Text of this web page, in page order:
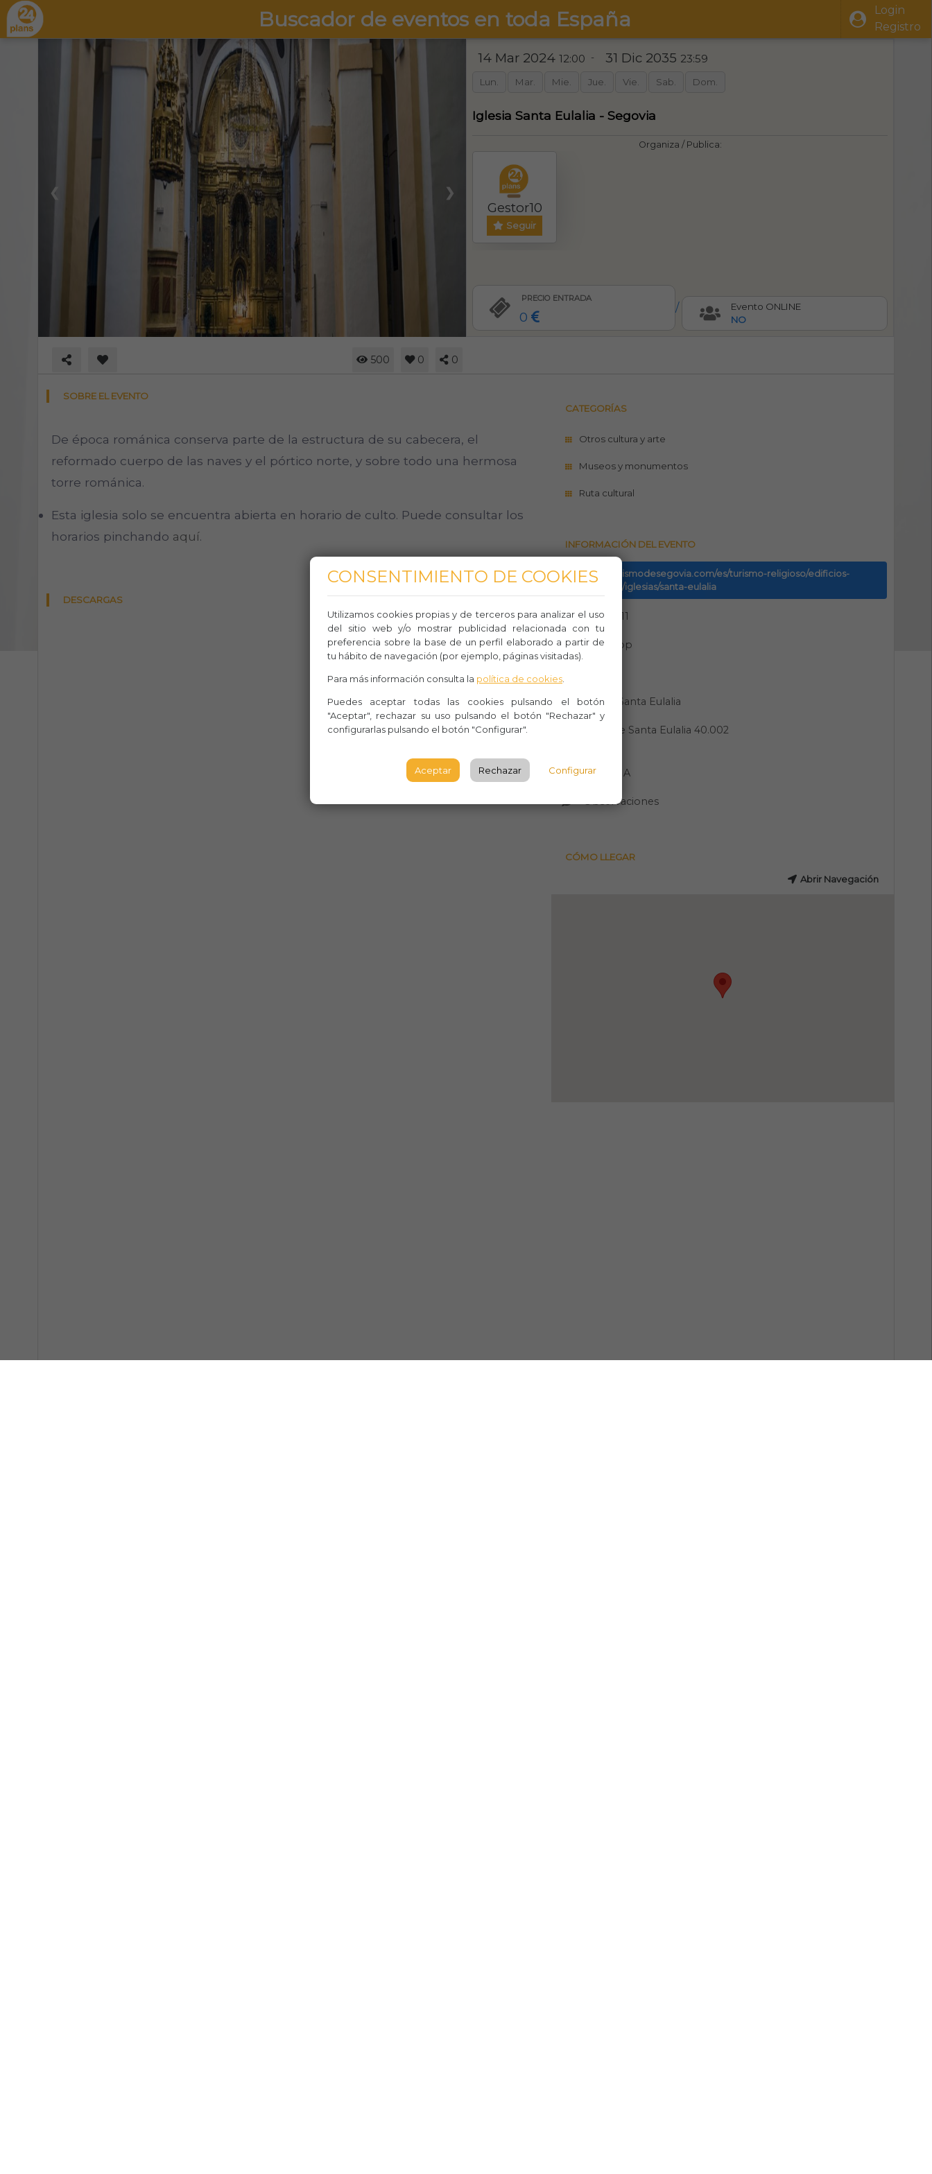
Buscador de eventos en toda España
Login
Registro
❮ ❯
14 Mar 2024 12:00 - 31 Dic 2035 23:59
Lun. Mar. Mie. Jue. Vie. Sab. Dom.
Iglesia Santa Eulalia - Segovia
Organiza / Publica:
Gestor10
Seguir
PRECIO ENTRADA
0
/
Evento ONLINE
NO
500 0 0
SOBRE EL EVENTO
De época románica conserva parte de la estructura de su cabecera, el
reformado cuerpo de las naves y el pórtico norte, y sobre todo una hermosa
torre románica.
Esta iglesia solo se encuentra abierta en horario de culto. Puede consultar los
horarios pinchando aquí.
DESCARGAS
CATEGORÍAS
Otros cultura y arte
Museos y monumentos
Ruta cultural
INFORMACIÓN DEL EVENTO
https://turismodesegovia.com/es/turismo-religioso/edificios-
religiosos/iglesias/santa-eulalia
921431111
Whasapp
Iglesia Santa Eulalia
Plaza de Santa Eulalia 40.002
SEGOVIA
Observaciones
CÓMO LLEGAR
Abrir Navegación
CONSENTIMIENTO DE COOKIES
Utilizamos cookies propias y de terceros para analizar el uso
del sitio web y/o mostrar publicidad relacionada con tu
preferencia sobre la base de un perfil elaborado a partir de
tu hábito de navegación (por ejemplo, páginas visitadas).
Para más información consulta la política de cookies
Puedes aceptar todas las cookies pulsando el botón
"Aceptar", rechazar su uso pulsando el botón "Rechazar" y
configurarlas pulsando el botón "Configurar".
Aceptar Rechazar Configurar